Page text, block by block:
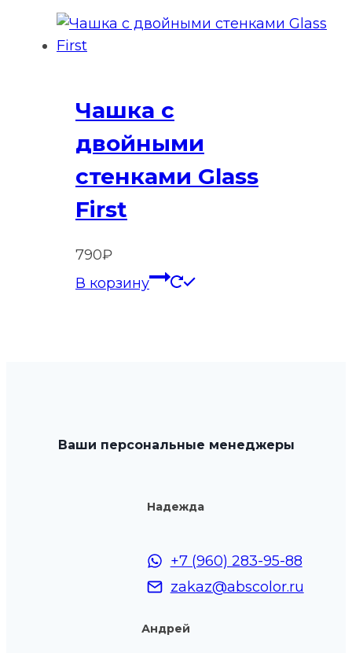
Чашка с
двойными
стенками Glass
First
790₽
В корзину
Ваши персональные менеджеры
Надежда
+7 (960) 283-95-88
zakaz@abscolor.ru
Андрей